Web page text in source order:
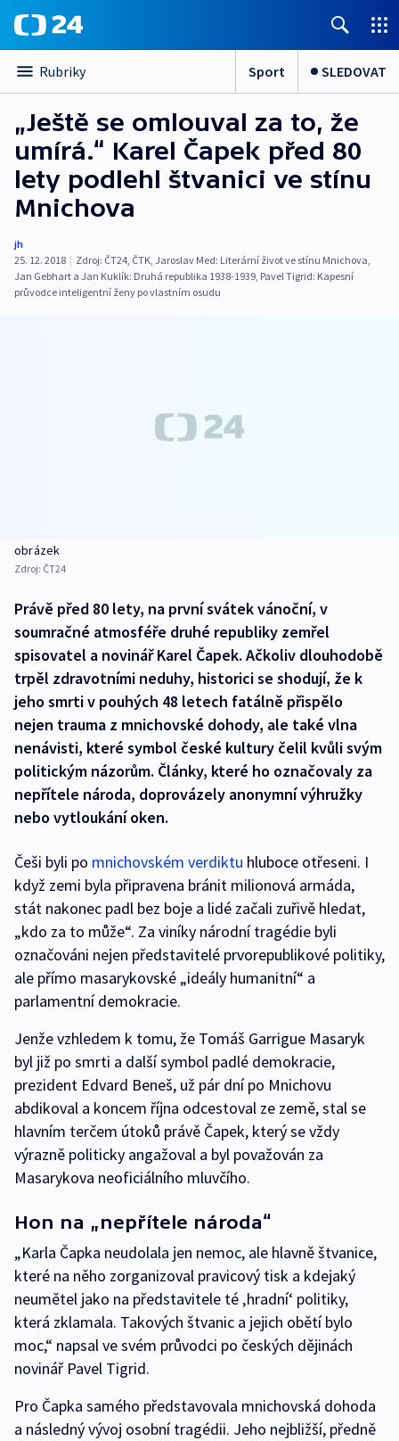
Rubriky Sport SLEDOVAT
„Ještě se omlouval za to, že
umírá.“ Karel Čapek před 80
lety podlehl štvanici ve stínu
Mnichova
jh
25. 12. 2018 | Zdroj: ČT24, ČTK, Jaroslav Med: Literární život ve stínu Mnichova,
Jan Gebhart a Jan Kuklík: Druhá republika 1938-1939, Pavel Tigrid: Kapesní
průvodce inteligentní ženy po vlastním osudu
obrázek
Zdroj: ČT24
Právě před 80 lety, na první svátek vánoční, v
soumračné atmosféře druhé republiky zemřel
spisovatel a novinář Karel Čapek. Ačkoliv dlouhodobě
trpěl zdravotními neduhy, historici se shodují, že k
jeho smrti v pouhých 48 letech fatálně přispělo
nejen trauma z mnichovské dohody, ale také vlna
nenávisti, které symbol české kultury čelil kvůli svým
politickým názorům. Články, které ho označovaly za
nepřítele národa, doprovázely anonymní výhružky
nebo vytloukání oken.
Češi byli po mnichovském verdiktu hluboce otřeseni. I
když zemi byla připravena bránit milionová armáda,
stát nakonec padl bez boje a lidé začali zuřivě hledat,
„kdo za to může“. Za viníky národní tragédie byli
označováni nejen představitelé prvorepublikové politiky,
ale přímo masarykovské „ideály humanitní“ a
parlamentní demokracie.
Jenže vzhledem k tomu, že Tomáš Garrigue Masaryk
byl již po smrti a další symbol padlé demokracie,
prezident Edvard Beneš, už pár dní po Mnichovu
abdikoval a koncem října odcestoval ze země, stal se
hlavním terčem útoků právě Čapek, který se vždy
výrazně politicky angažoval a byl považován za
Masarykova neoficiálního mluvčího.
Hon na „nepřítele národa“
„Karla Čapka neudolala jen nemoc, ale hlavně štvanice,
které na něho zorganizoval pravicový tisk a kdejaký
neumětel jako na představitele té ‚hradní‘ politiky,
která zklamala. Takových štvanic a jejich obětí bylo
moc,“ napsal ve svém průvodci po českých dějinách
novinář Pavel Tigrid.
Pro Čapka samého představovala mnichovská dohoda
a následný vývoj osobní tragédii. Jeho nejbližší, předně